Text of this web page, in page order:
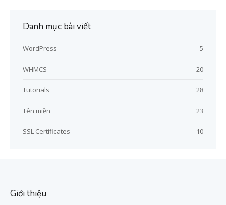
Danh mục bài viết
WordPress 5
WHMCS 20
Tutorials 28
Tên miền 23
SSL Certificates 10
Giới thiệu